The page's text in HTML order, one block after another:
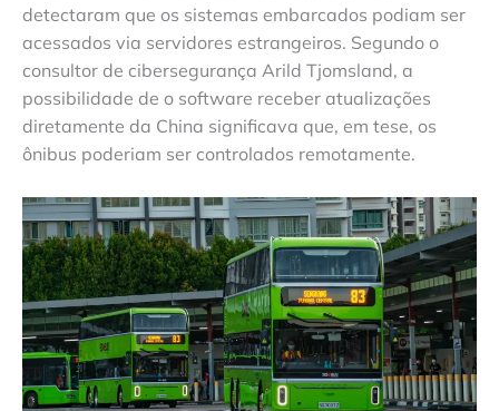
detectaram que os sistemas embarcados podiam ser
acessados via servidores estrangeiros. Segundo o
consultor de cibersegurança Arild Tjomsland, a
possibilidade de o software receber atualizações
diretamente da China significava que, em tese, os
ônibus poderiam ser controlados remotamente.